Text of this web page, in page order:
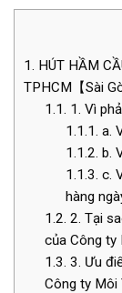
1. HÚT HẦM
TPHCM【Sài
1.1. 1. Vì
1.1.1. a.
1.1.2. b.
1.1.3. c.
hàng
1.2. 2. Tại
của Công ty
1.3. 3. Ưu
Công ty Môi